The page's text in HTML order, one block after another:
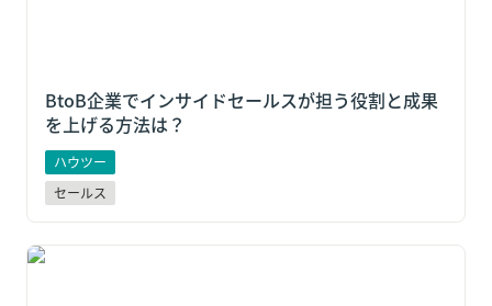
BtoB企業でインサイドセールスが担う役割と成果
を上げる方法は？
ハウツー
セールス
インサイドセールスのKPI完全ガイド！自社にあう設定